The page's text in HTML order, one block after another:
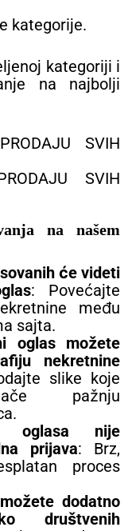
kategorije.
kategoriji i
na najbolji
SVIH
na našem
će videti
: Povećajte
među
sajta.
oglas možete
nekretnine
slike koje
pažnju
oglasa nije
prijava: Brz,
proces
dodatno
društvenih